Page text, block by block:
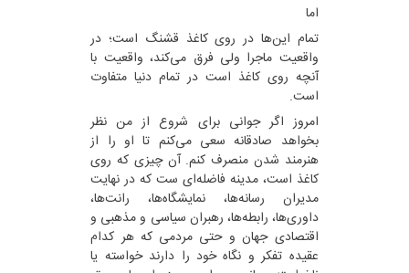
اما
تمام این‌ها در روی کاغذ قشنگ است؛ در
واقعیت ماجرا ولی فرق می‌کند، واقعیت با
آنچه روی کاغذ است در تمام دنیا متفاوت
است.
امروز اگر جوانی برای شروع از من نظر
بخواهد صادقانه سعی می‌کنم تا او را از
هنرمند شدن منصرف کنم. آن چیزی که روی
کاغذ است، مدینه فاضله‌ای ست که در نهایت
مدیران رسانه‌ها، نمایشگاه‌ها، رانت‌ها،
داوری‌ها، رابطه‌ها، رهبران سیاسی و مذهبی و
اقتصادی جهان و حتی مردمی که هر کدام
عقیده تفکر و نگاه خود را دارند خواسته یا